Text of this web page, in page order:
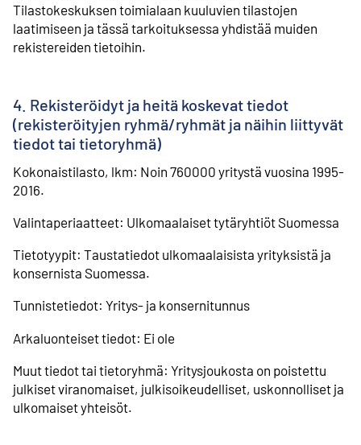
Tilastokeskuksen toimialaan kuuluvien tilastojen
laatimiseen ja tässä tarkoituksessa yhdistää muiden
rekistereiden tietoihin.
4. Rekisteröidyt ja heitä koskevat tiedot
(rekisteröityjen ryhmä/ryhmät ja näihin liittyvät
tiedot tai tietoryhmä)
Kokonaistilasto, lkm: Noin 760000 yritystä vuosina 1995-
2016.
Valintaperiaatteet: Ulkomaalaiset tytäryhtiöt Suomessa
Tietotyypit: Taustatiedot ulkomaalaisista yrityksistä ja
konsernista Suomessa.
Tunnistetiedot: Yritys- ja konsernitunnus
Arkaluonteiset tiedot: Ei ole
Muut tiedot tai tietoryhmä: Yritysjoukosta on poistettu
julkiset viranomaiset, julkisoikeudelliset, uskonnolliset ja
ulkomaiset yhteisöt.